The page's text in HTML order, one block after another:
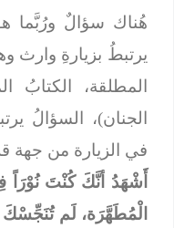
هُناك سؤالٌ ورُبَّما
يرتبطُ بزيارةِ وارث
المطلقة، الكتابُ
الجنان)، السؤالُ
في الزيارة من جهة
أَشْهَدُ أنَّكَ كُنْتَ نُوْرَاً
الْمُطَهَّرَة، لَم تُنَجِّسْكَ